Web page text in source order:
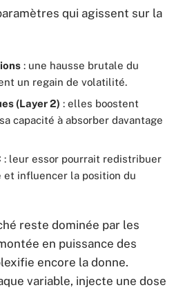
qui agissent sur la
: une hausse brutale du
un regain de volatilité.
(Layer 2) : elles boostent
capacité à absorber davantage
: leur essor pourrait redistribuer
et influencer la position du
reste dominée par les
en puissance des
encore la donne.
variable, injecte une dose